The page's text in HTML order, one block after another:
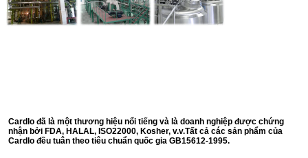
Cardlo đã là một thương hiệu nổi tiếng và là doanh nghiệp được chứng
nhận bởi FDA, HALAL, ISO22000, Kosher, v.v.Tất cả các sản phẩm của
Cardlo đều tuân theo tiêu chuẩn quốc gia GB15612-1995.